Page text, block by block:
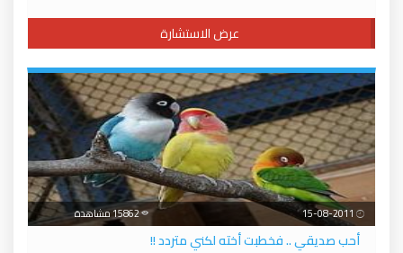
عرض الاستشارة
15862 مشاهدة
أحب صديقي .. فخطبت أخته لكني متردد !!